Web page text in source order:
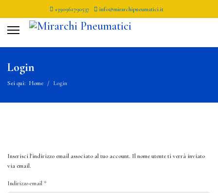
+390961790537 info@mirarchipneumatici.it
Login
Sei qui: Home Login
Inserisci l'indirizzo email associato al tuo account. Il nome utente ti verrà inviato
via email.
Indirizzo email *